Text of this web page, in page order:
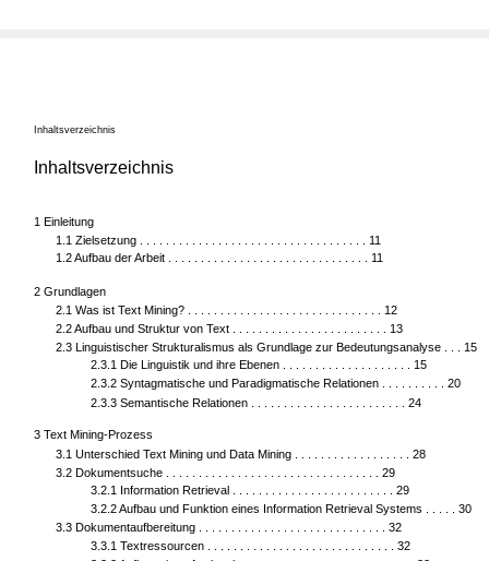
Inhaltsverzeichnis
Inhaltsverzeichnis
1 Einleitung
1.1 Zielsetzung . . . . . . . . . . . . . . . . . . . . . . . . . . . . . . . . . . . 11
1.2 Aufbau der Arbeit . . . . . . . . . . . . . . . . . . . . . . . . . . . . . . . 11
2 Grundlagen
2.1 Was ist Text Mining? . . . . . . . . . . . . . . . . . . . . . . . . . . . . . . 12
2.2 Aufbau und Struktur von Text . . . . . . . . . . . . . . . . . . . . . . . . 13
2.3 Linguistischer Strukturalismus als Grundlage zur Bedeutungsanalyse . . . 15
2.3.1 Die Linguistik und ihre Ebenen . . . . . . . . . . . . . . . . . . . . 15
2.3.2 Syntagmatische und Paradigmatische Relationen . . . . . . . . . . 20
2.3.3 Semantische Relationen . . . . . . . . . . . . . . . . . . . . . . . . 24
3 Text Mining-Prozess
3.1 Unterschied Text Mining und Data Mining . . . . . . . . . . . . . . . . . . 28
3.2 Dokumentsuche . . . . . . . . . . . . . . . . . . . . . . . . . . . . . . . . . 29
3.2.1 Information Retrieval . . . . . . . . . . . . . . . . . . . . . . . . . 29
3.2.2 Aufbau und Funktion eines Information Retrieval Systems . . . . . 30
3.3 Dokumentaufbereitung . . . . . . . . . . . . . . . . . . . . . . . . . . . . . 32
3.3.1 Textressourcen . . . . . . . . . . . . . . . . . . . . . . . . . . . . . 32